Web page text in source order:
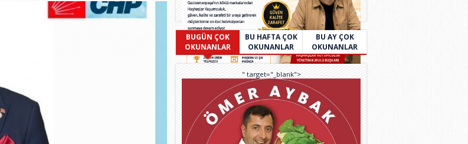
BUGÜN ÇOK
OKUNANLAR
BU HAFTA ÇOK
OKUNANLAR
BU AY ÇOK
OKUNANLAR
" target="_blank">